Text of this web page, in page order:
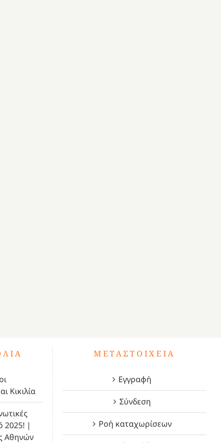
Κικιλία
2025! |
Αθηνών
ΜΕΤΑΣΤΟΙΧΕΊΑ
Εγγραφή
Σύνδεση
Ροή καταχωρίσεων